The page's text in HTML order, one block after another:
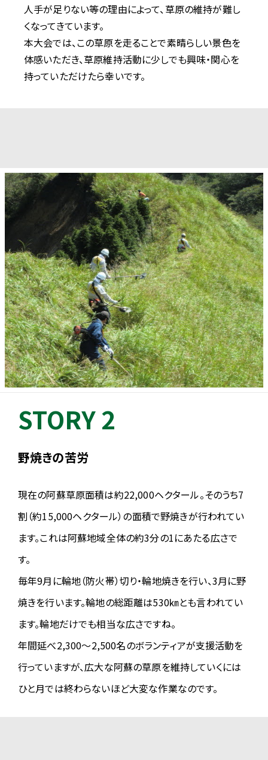
2026.02.17
【HIP CARRIERSのご応募ありがとうございました】
HIP CARRIERSの募集を終了しました。ボランティアスタッフは募集
中です。
ボランティア応募フォーム
2026.01.22
【参加資格一部修正のご案内】
募集要項の参加資格を下記の通り一部修正いたしました。すでにお
問い合わせを頂いている方には個別にご連絡をいたします。ご了承
をお願いします。
・修正前：※1.ITRA（国際トレイルランニング協会）、UTMBシリーズ
に登録されている大会のみが対象となります。
・修正後：※1.ITRA（国際トレイルランニング協会）またはUTMBシリ
ーズに登録されている大会で、主催者が100km以上または50km以
上を公表している大会が対象となります。
例えば主催者が50km以上を公表している場合、実測値が50kmに
満たない場合でも特別に対象大会として認めます。
▼対象大会として認める場合の例
①2026/4/11 HIROSHIMA TRAIL50（広島県） ⇒ 実測値
47km
③2026/5/24 秋吉台カルストTRAILRUN （山口県）エクストリー
ムコース（約50㎞） ⇒ 同49km
2025.12.20
ついて「17:00～18:30」と記載されていましたが、正しくはスケジュー
ルページの通り「18:00～19:30」でした。現在は修正しております。混
乱をお招きし申し訳ありませんでした。
→ステイ&アクセス
2025.12.12
【エントリー開始のお知らせ】
阿蘇ボルケーノトレイル2026のエントリーの受付を開始いたしまし
た。エントリー開始に伴い宿泊・送迎バス予約も開始しております。
みなさまのご参加をお待ちしております！
→宿泊・送迎バス予約
【阿蘇ボルケーノトレイル2026 開催予定のお知らせ】
人手が足りない等の理由によって、草原の維持が難し
くなってきています。
本大会では、この草原を走ることで素晴らしい景色を
体感いただき、草原維持活動に少しでも興味・関心を
持っていただけたら幸いです。
STORY 2
野焼きの苦労
現在の阿蘇草原面積は約22,000ヘクタール。そのうち7
割（約15,000ヘクタール）の面積で野焼きが行われてい
ます。これは阿蘇地域全体の約3分の1にあたる広さで
す。
毎年9月に輪地（防火帯）切り・輪地焼きを行い、3月に野
焼きを行います。輪地の総距離は530㎞とも言われてい
ます。輪地だけでも相当な広さですね。
年間延べ2,300～2,500名のボランティアが支援活動を
行っていますが、広大な阿蘇の草原を維持していくには
ひと月では終わらないほど大変な作業なのです。